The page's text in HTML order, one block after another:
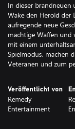
In dieser brandneuen
Wake den Herold der
aufregende neue
mächtige Waffen
mit einem
Spielmodus, machen
Veteranen und zum
Veröffentlicht von
Remedy
Entertainment